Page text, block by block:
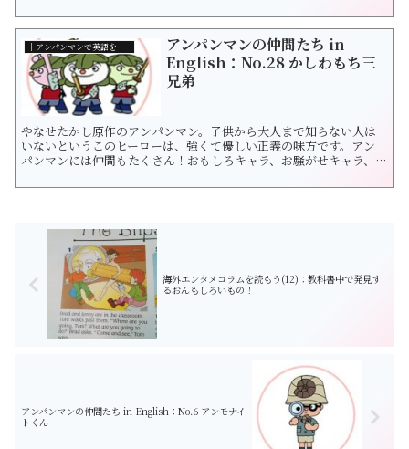
町ゲイバーママの小寿々姉さんが大好きな「甘〜い卵焼き」に フォ
ーカスしてみましょう。 英...
├アンパンマンで英語を学ぼう！
アンパンマンの仲間たち in
English：No.28 かしわもち三
兄弟
やなせたかし原作のアンパンマン。子供から大人まで知らない人は
いないというこのヒーローは、強くて優しい正義の味方です。アン
パンマンには仲間もたくさん！おもしろキャラ、お騒がせキャラ、ち
ンパンマンは「平和な生活ってなんだ？」という大きなテーマを考
海外エンタメコラムを読もう(12)：教科書中で発見す
るおんもしろいもの！
アンパンマンの仲間たち in English：No.6 アンモナイ
トくん